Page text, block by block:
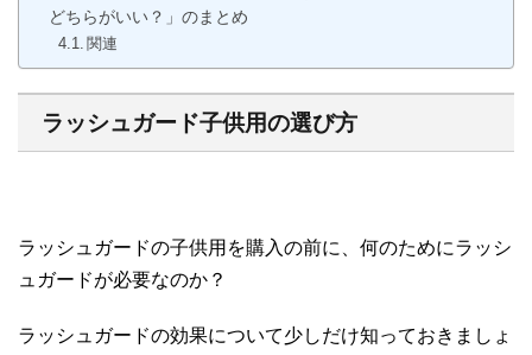
どちらがいい？」のまとめ
関連
ラッシュガード子供用の選び方
ラッシュガードの子供用を購入の前に、何のためにラッシ
ュガードが必要なのか？
ラッシュガードの効果について少しだけ知っておきましょ